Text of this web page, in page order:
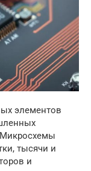
элементов
тысячи и
и